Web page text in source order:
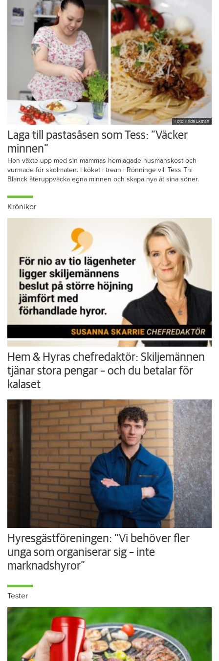
Foto: Frida Ekman
Laga till pastasåsen som Tess: ”Väcker
minnen”
Hon växte upp med sin mammas hemlagade husmanskost och
vurmade för skolmaten. I köket i trean i Rönninge vill Tess Thi
Blanck återuppväcka egna minnen och skapa nya åt sina söner.
Krönikor
Hem & Hyras chefredaktör: Skiljemännen
tjänar stora pengar – och du betalar för
kalaset
Hyresgästföreningen: ”Vi behöver fler
unga som organiserar sig – inte
marknadshyror”
Tester